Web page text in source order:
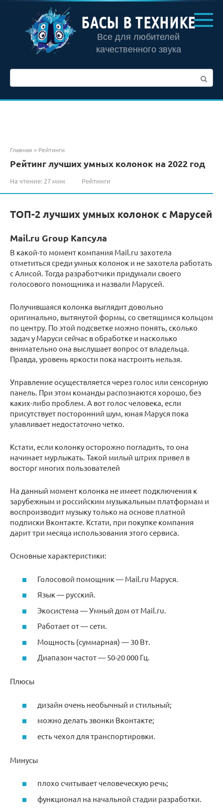
контенту
БАСЫ В ТЕХНИКЕ
Все для любителей
качественного звука
Главная » Рейтинги
Рейтинг лучших умных колонок на 2022 год
На чтение: 27 мин Рейтинги
ТОП-2 лучших умных колонок с Марусей
Mail.ru Group Капсула
В какой-то момент компания Mail.ru захотела
отметиться среди умных колонок и не захотела работать
с Алисой. Тогда разработчики придумали своего
голосового помощника и назвали Марусей.
Получившаяся колонка выглядит довольно
оригинально, вытянутой формы, со светящимся кольцом
по центру. По этой подсветке можно понять, сколько
задач у Маруси сейчас в обработке и насколько
внимательно она выслушает вопрос от владельца.
Правда, уровень яркости пока настроить нельзя.
Управление осуществляется через голос или сенсорную
панель. При этом команды распознаются хорошо, без
каких-либо проблем. А вот голос человека, если
присутствует посторонний шум, юная Маруся пока
улавливает недостаточно четко.
Кстати, если колонку осторожно погладить, то она
начинает мурлыкать. Такой милый штрих привел в
восторг многих пользователей
На данный момент колонка не имеет подключения к
зарубежным и российским музыкальным платформам и
воспроизводит музыку только на основе платной
подписки Вконтакте. Кстати, при покупке компания
дарит три месяца использования этого сервиса.
Основные характеристики:
Голосовой помощник — Mail.ru Маруся.
Язык — русский.
Экосистема — Умный дом от Mail.ru.
Работает от — сети.
Мощность (суммарная) — 30 Вт.
Диапазон частот — 50-20 000 Гц.
Плюсы
дизайн очень необычный и стильный;
можно делать звонки Вконтакте;
есть чехол для транспортировки.
Минусы
плохо считывает человеческую речь;
функционал на начальной стадии разработки.